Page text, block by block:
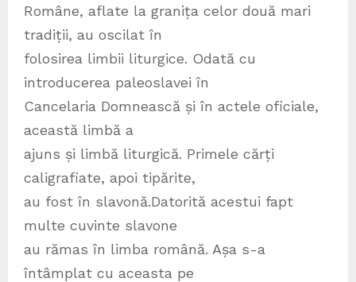
Române, aflate la granița celor două mari
tradiții, au oscilat în
folosirea limbii liturgice. Odată cu
introducerea paleoslavei în
Cancelaria Domnească și în actele oficiale,
această limbă a
ajuns și limbă liturgică. Primele cărți
caligrafiate, apoi tipărite,
au fost în slavonă.Datorită acestui fapt
multe cuvinte slavone
au rămas în limba română. Așa s-a
întâmplat cu aceasta pe